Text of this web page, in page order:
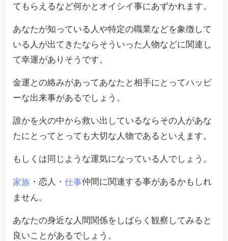
てもらえるなど何かとオイシイ事にあずかれます。
あなたが知っている人や特定の職業などを象徴して
いる人が出てきたならそういった人物などに関連し
て幸運がありそうです。
金運との絡みがあってあなたと相手にとってハッピ
ーな出来事があるでしょう。
誰かを火の中から救い出しているならその人があな
たにとってとっても大切な人物であるといえます。
もしくは同じような運気になっている人でしょう。
家族 ・恋人・ 仕事仲間に関連する事があるかもしれ
ません。
あなたの身近な人間関係をしばらく観察してみると
良いことがあるでしょう。